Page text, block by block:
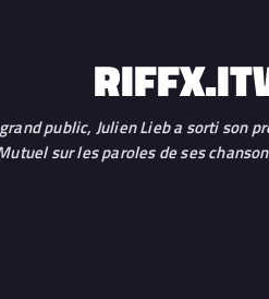
public, Julien Lieb a sorti son
sur les paroles de ses